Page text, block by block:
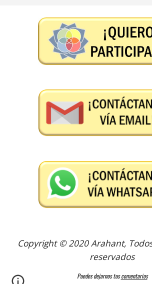
Copyright © 2020 Arahant,
reservados
Puedes dejarnos tuscomentarios